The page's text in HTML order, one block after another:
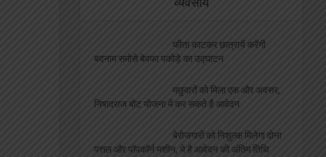
फीता काटकर छात्रायें करेंगी
बदनाम समोसे बेवफा पकोड़े का उद्घाटन
मछुवारों को मिला एक और अवसर,
निषादराज बोट योजना में कर सकते है आवेदन
बेरोजगारों को निशुल्क मिलेगा दोना
पत्तल और पॉपकॉर्न मशीन, ये है आवेदन की अंतिम तिथि